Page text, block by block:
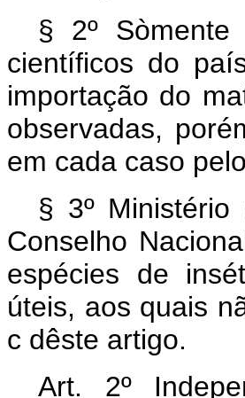
§ 2º Sòmente
científicos do
importação do
observadas,
em cada caso
§ 3º
Conselho
espécies de
úteis, aos quais
c dêste artigo.
Art. 2º